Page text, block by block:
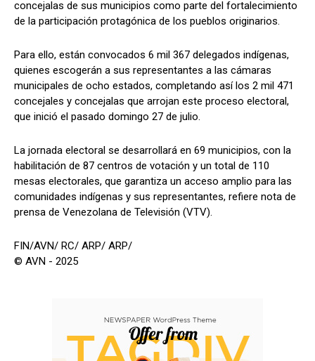
concejalas de sus municipios como parte del fortalecimiento
de la participación protagónica de los pueblos originarios.
Para ello, están convocados 6 mil 367 delegados indígenas,
quienes escogerán a sus representantes a las cámaras
municipales de ocho estados, completando así los 2 mil 471
concejales y concejalas que arrojan este proceso electoral,
que inició el pasado domingo 27 de julio.
La jornada electoral se desarrollará en 69 municipios, con la
habilitación de 87 centros de votación y un total de 110
mesas electorales, que garantiza un acceso amplio para las
comunidades indígenas y sus representantes, refiere nota de
prensa de Venezolana de Televisión (VTV).
FIN/AVN/ RC/ ARP/ ARP/
© AVN - 2025